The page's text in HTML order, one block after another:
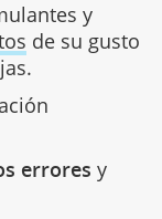
y
de su gusto
errores y